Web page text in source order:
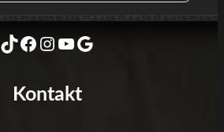
TikTok
Facebook
Instagram
YouTube
Google
Kontakt